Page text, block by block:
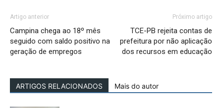
Artigo anterior
Campina chega ao 18º mês
seguido com saldo positivo na
geração de empregos
Próximo artigo
TCE-PB rejeita contas de
prefeitura por não aplicação
dos recursos em educação
ARTIGOS RELACIONADOS Mais do autor